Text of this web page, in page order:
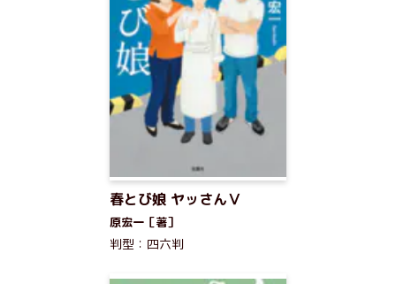
春とび娘 ヤッさんⅤ
原宏一［著］
判型：四六判